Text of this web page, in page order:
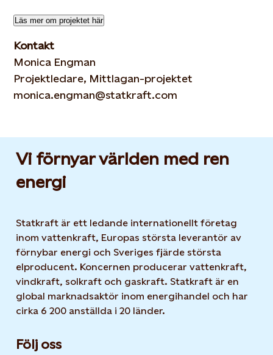
Läs mer om projektet här
Kontakt
Monica Engman
Projektledare, Mittlagan-projektet
monica.engman@statkraft.com
Vi förnyar världen med ren
energi
Statkraft är ett ledande internationellt företag
inom vattenkraft, Europas största leverantör av
förnybar energi och Sveriges fjärde största
elproducent. Koncernen producerar vattenkraft,
vindkraft, solkraft och gaskraft. Statkraft är en
global marknadsaktör inom energihandel och har
cirka 6 200 anställda i 20 länder.
Följ oss